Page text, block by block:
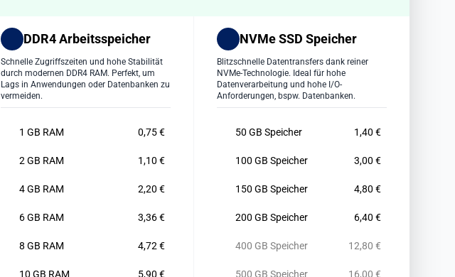
DDR4 Arbeitsspeicher
Schnelle Zugriffszeiten und hohe Stabilität
durch modernen DDR4 RAM. Perfekt, um
Lags in Anwendungen oder Datenbanken zu
vermeiden.
1 GB RAM 0,75 €
2 GB RAM 1,10 €
4 GB RAM 2,20 €
6 GB RAM 3,36 €
8 GB RAM 4,72 €
10 GB RAM 5,90 €
NVMe SSD Speicher
Blitzschnelle Datentransfers dank reiner
NVMe-Technologie. Ideal für hohe
Datenverarbeitung und hohe I/O-
Anforderungen, bspw. Datenbanken.
50 GB Speicher 1,40 €
100 GB Speicher 3,00 €
150 GB Speicher 4,80 €
200 GB Speicher 6,40 €
400 GB Speicher 12,80 €
500 GB Speicher 16,00 €